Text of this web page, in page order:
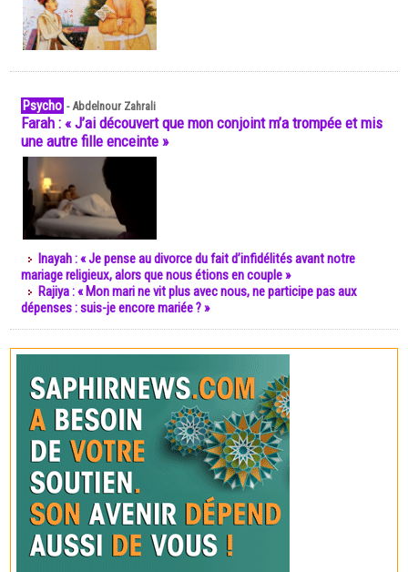
Psycho -Abdelnour Zahrali
Farah : « J’ai découvert que mon conjoint m’a trompée et mis
une autre fille enceinte »
Inayah : « Je pense au divorce du fait d’infidélités avant notre
mariage religieux, alors que nous étions en couple »
Rajiya : « Mon mari ne vit plus avec nous, ne participe pas aux
dépenses : suis-je encore mariée ? »